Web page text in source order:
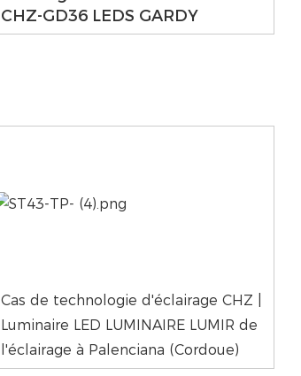
CHZ-GD36 LEDS GARDY
Cas de technologie d'éclairage CHZ |
Luminaire LED LUMINAIRE LUMIR de
l'éclairage à Palenciana (Cordoue)